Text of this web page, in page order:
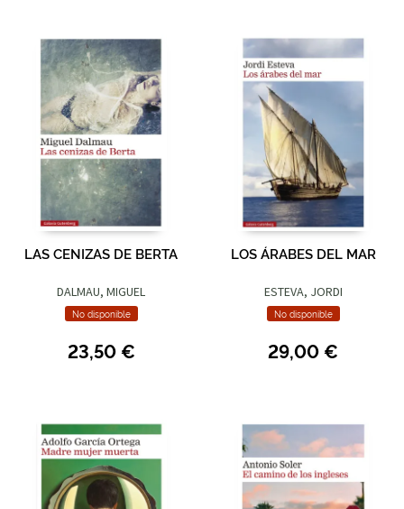
LAS CENIZAS DE BERTA
DALMAU, MIGUEL
No disponible
23,50 €
LOS ÁRABES DEL MAR
ESTEVA, JORDI
No disponible
29,00 €